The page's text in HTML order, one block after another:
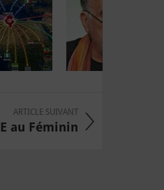
ARTICLE SUIVANT
au Féminin